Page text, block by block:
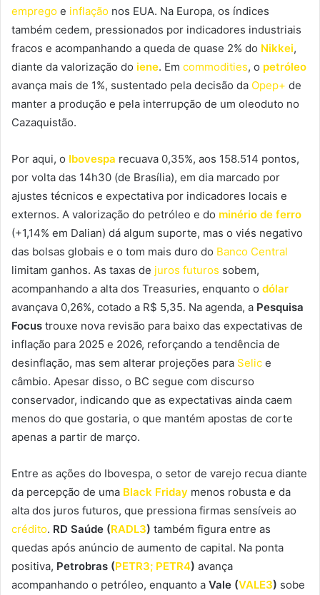
emprego e inflação nos EUA. Na Europa, os índices
também cedem, pressionados por indicadores industriais
fracos e acompanhando a queda de quase 2% do Nikkei,
diante da valorização do iene. Em commodities, o petróleo
avança mais de 1%, sustentado pela decisão da Opep+ de
manter a produção e pela interrupção de um oleoduto no
Cazaquistão.
Por aqui, o Ibovespa recuava 0,35%, aos 158.514 pontos,
por volta das 14h30 (de Brasília), em dia marcado por
ajustes técnicos e expectativa por indicadores locais e
externos. A valorização do petróleo e do minério de ferro
(+1,14% em Dalian) dá algum suporte, mas o viés negativo
das bolsas globais e o tom mais duro do Banco Central
limitam ganhos. As taxas de juros futuros sobem,
acompanhando a alta dos Treasuries, enquanto o dólar
avançava 0,26%, cotado a R$ 5,35. Na agenda, a Pesquisa
Focus trouxe nova revisão para baixo das expectativas de
inflação para 2025 e 2026, reforçando a tendência de
desinflação, mas sem alterar projeções para Selic e
câmbio. Apesar disso, o BC segue com discurso
conservador, indicando que as expectativas ainda caem
menos do que gostaria, o que mantém apostas de corte
apenas a partir de março.
Entre as ações do Ibovespa, o setor de varejo recua diante
da percepção de uma Black Friday menos robusta e da
alta dos juros futuros, que pressiona firmas sensíveis ao
crédito. RD Saúde (RADL3) também figura entre as
quedas após anúncio de aumento de capital. Na ponta
positiva, Petrobras (PETR3; PETR4) avança
acompanhando o petróleo, enquanto a Vale (VALE3) sobe